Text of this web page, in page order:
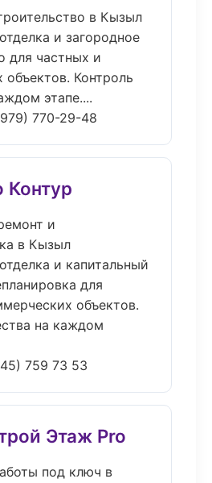
в Кызыл
и загородное
для частных и
Контроль
этапе....
770-29-48
Контур
и
в Кызыл
и капитальный
для
объектов.
на каждом
759 73 53
Этаж Pro
под ключ в